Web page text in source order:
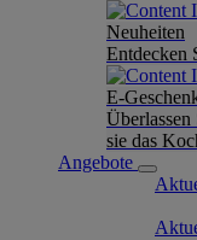
Neuheiten
Entdecken
E-
sie das
Angebote